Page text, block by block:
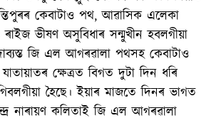
কেবাটাও পথ, আৱাসিক এলেকা
ভীষণ অসুবিধাৰ সন্মুখীন হবলগীয়া
জি এল আগৰৱালা পথসহ কেবাটাও
ক্ষেত্ৰত বিগত দুটা দিন ধৰি
হৈছে। ইয়াৰ মাজতে দিনৰ ভাগত
নাৰায়ণ কলিতাই জি এল আগৰৱালা